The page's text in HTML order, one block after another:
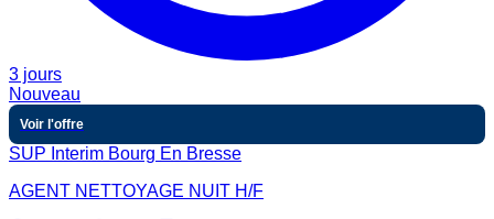
3 jours
Nouveau
Voir l'offre
SUP Interim Bourg En Bresse
AGENT NETTOYAGE NUIT H/F